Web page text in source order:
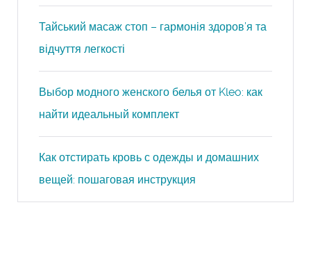
Тайський масаж стоп – гармонія здоров’я та
відчуття легкості
Выбор модного женского белья от Kleo: как
найти идеальный комплект
Как отстирать кровь с одежды и домашних
вещей: пошаговая инструкция